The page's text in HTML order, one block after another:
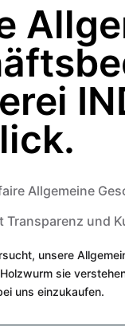
Allgemeine
Transparenz und
unsere
sie
uns einzukaufen.